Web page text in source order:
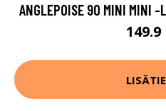
ANGLEPOISE 90 MINI MINI -
149.9